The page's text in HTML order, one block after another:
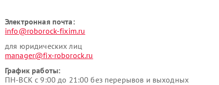
Электронная почта:
info@roborock-fixim.ru
для юридических лиц
manager@fix-roborock.ru
График работы:
ПН-ВСК с 9:00 до 21:00 без перерывов и выходных